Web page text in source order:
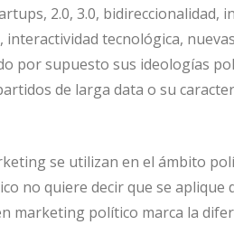
2.0, 3.0, bidireccionalidad,
interactividad tecnológica,
por supuesto sus ideologías
de larga data o su
se utilizan en el ámbito
no quiere decir que se aplique
marketing político marca la